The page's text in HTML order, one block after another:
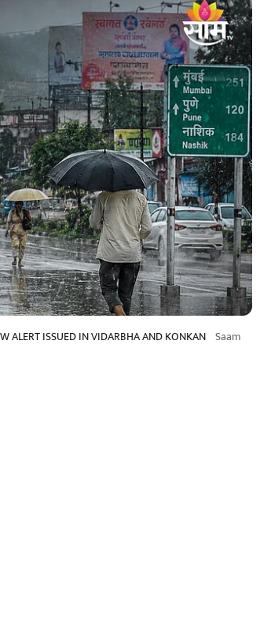
ALERT ISSUED IN VIDARBHA AND KONKAN Saam